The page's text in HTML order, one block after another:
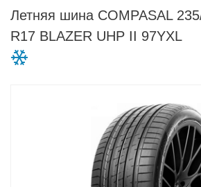
Летняя шина COMPASAL
R17 BLAZER UHP II 97YXL